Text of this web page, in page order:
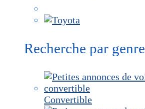
Recherche par genre
Convertible